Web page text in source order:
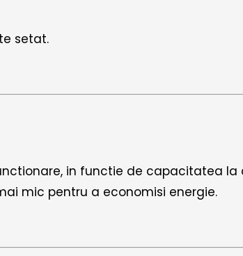
setat.
in functie de capacitatea la
mic pentru a economisi energie.